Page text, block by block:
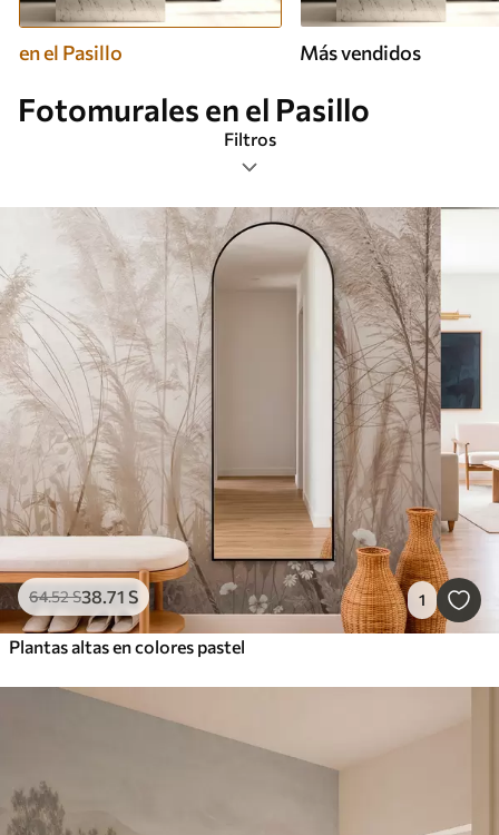
en el Pasillo Más vendidos
Fotomurales en el Pasillo
Filtros
Etiquetas
Formato de imagen
Paleta de colores
Inteligente
Borrar todos los filtros
64.52S38.71 S 1
Plantas altas en colores pastel